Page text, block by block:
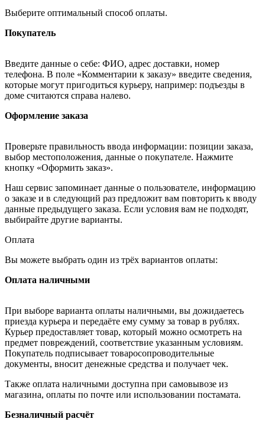
Выберите оптимальный способ оплаты.
Покупатель
Введите данные о себе: ФИО, адрес доставки, номер
телефона. В поле «Комментарии к заказу» введите сведения,
которые могут пригодиться курьеру, например: подъезды в
доме считаются справа налево.
Оформление заказа
Проверьте правильность ввода информации: позиции заказа,
выбор местоположения, данные о покупателе. Нажмите
кнопку «Оформить заказ».
Наш сервис запоминает данные о пользователе, информацию
о заказе и в следующий раз предложит вам повторить к вводу
данные предыдущего заказа. Если условия вам не подходят,
выбирайте другие варианты.
Оплата
Вы можете выбрать один из трёх вариантов оплаты:
Оплата наличными
При выборе варианта оплаты наличными, вы дожидаетесь
приезда курьера и передаёте ему сумму за товар в рублях.
Курьер предоставляет товар, который можно осмотреть на
предмет повреждений, соответствие указанным условиям.
Покупатель подписывает товаросопроводительные
документы, вносит денежные средства и получает чек.
Также оплата наличными доступна при самовывозе из
магазина, оплаты по почте или использовании постамата.
Безналичный расчёт